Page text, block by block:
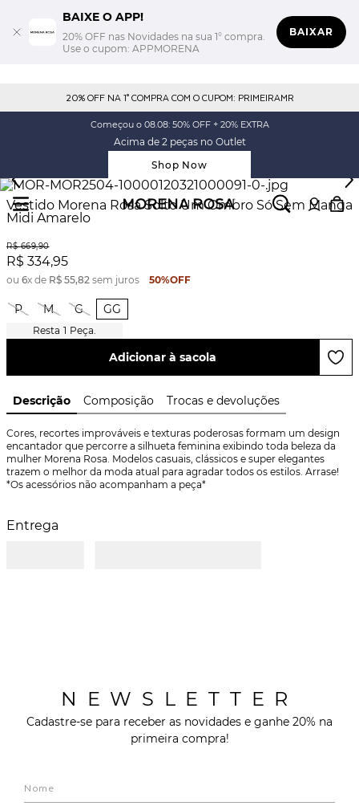
BAIXE O APP!
20% OFF nas Novidades na sua 1° compra.
Use o cupom: APPMORENA
BAIXAR
20% OFF NA 1° COMPRA COM O CUPOM: PRIMEIRAMR
Começou o 08.08: 50% OFF + 20% EXTRA
Acima de 2 peças no Outlet
Shop Now
Vestido Morena Rosa Solto Um Ombro Só Sem Manga
Midi Amarelo
R$ 669,90
R$ 334,95
ou 6x de R$ 55,82 sem juros 50%OFF
P M G GG
1 Peça.
Adicionar à sacola
Descrição Composição Trocas e devoluções
Cores, recortes improváveis e texturas poderosas formam um design
encantador que percorre a silhueta feminina exibindo toda beleza da
mulher Morena Rosa. Modelos casuais, clássicos e super elegantes
trazem o melhor da moda atual para agradar todos os estilos. Arrase!
*Os acessórios não acompanham a peça*
Entrega
NEWSLETTER
Cadastre-se para receber as novidades e ganhe 20% na
primeira compra!